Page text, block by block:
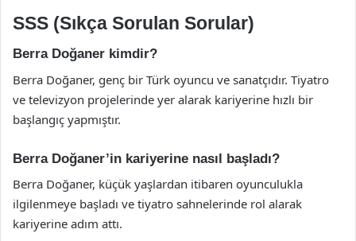
SSS (Sıkça Sorulan Sorular)
Berra Doğaner kimdir?
Berra Doğaner, genç bir Türk oyuncu ve sanatçıdır. Tiyatro
ve televizyon projelerinde yer alarak kariyerine hızlı bir
başlangıç yapmıştır.
Berra Doğaner’in kariyerine nasıl başladı?
Berra Doğaner, küçük yaşlardan itibaren oyunculukla
ilgilenmeye başladı ve tiyatro sahnelerinde rol alarak
kariyerine adım attı.